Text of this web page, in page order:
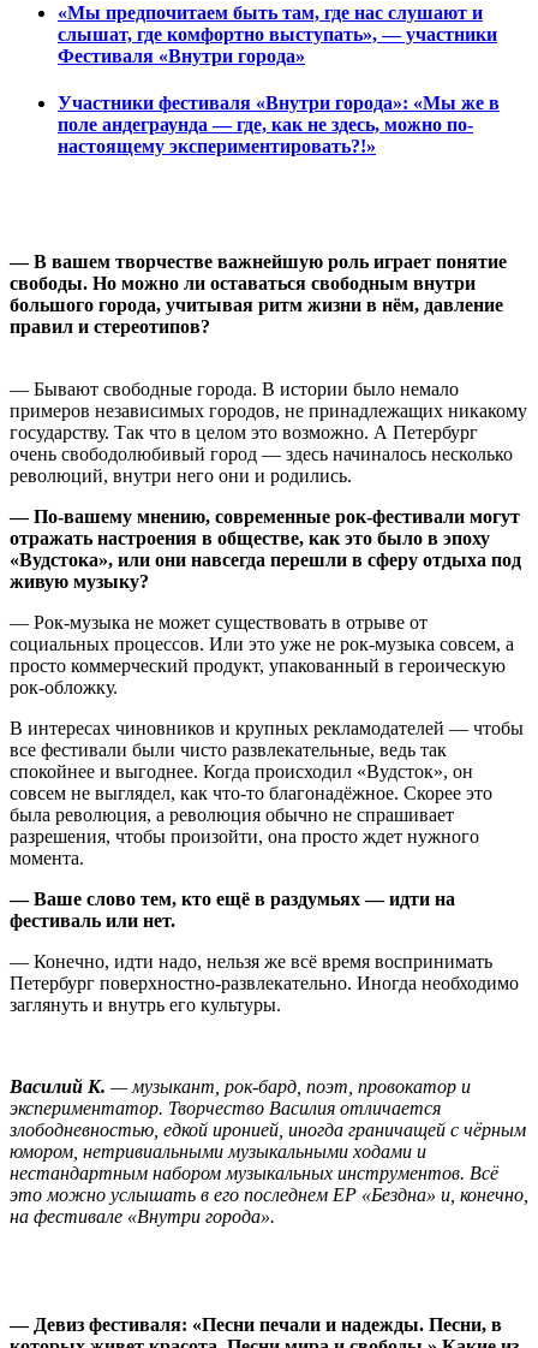
«Мы предпочитаем быть там, где нас слушают и
слышат, где комфортно выступать», — участники
Фестиваля «Внутри города»
Участники фестиваля «Внутри города»: «Мы же в
поле андеграунда — где, как не здесь, можно по-
настоящему экспериментировать?!»
— В вашем творчестве важнейшую роль играет понятие
свободы. Но можно ли оставаться свободным внутри
большого города, учитывая ритм жизни в нём, давление
правил и стереотипов?
— Бывают свободные города. В истории было немало
примеров независимых городов, не принадлежащих никакому
государству. Так что в целом это возможно. А Петербург
очень свободолюбивый город — здесь начиналось несколько
революций, внутри него они и родились.
— По-вашему мнению, современные рок-фестивали могут
отражать настроения в обществе, как это было в эпоху
«Вудстока», или они навсегда перешли в сферу отдыха под
живую музыку?
— Рок-музыка не может существовать в отрыве от
социальных процессов. Или это уже не рок-музыка совсем, а
просто коммерческий продукт, упакованный в героическую
рок-обложку.
В интересах чиновников и крупных рекламодателей — чтобы
все фестивали были чисто развлекательные, ведь так
спокойнее и выгоднее. Когда происходил «Вудсток», он
совсем не выглядел, как что-то благонадёжное. Скорее это
была революция, а революция обычно не спрашивает
разрешения, чтобы произойти, она просто ждет нужного
момента.
— Ваше слово тем, кто ещё в раздумьях — идти на
фестиваль или нет.
— Конечно, идти надо, нельзя же всё время воспринимать
Петербург поверхностно-развлекательно. Иногда необходимо
заглянуть и внутрь его культуры.
Василий К. — музыкант, рок-бард, поэт, провокатор и
экспериментатор. Творчество Василия отличается
злободневностью, едкой иронией, иногда граничащей с чёрным
юмором, нетривиальными музыкальными ходами и
нестандартным набором музыкальных инструментов. Всё
это можно услышать в его последнем EP «Бездна» и, конечно,
на фестивале «Внутри города».
— Девиз фестиваля: «Песни печали и надежды. Песни, в